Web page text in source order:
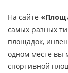
На сайте
самых разных
площадок,
одном месте вы
спортивной